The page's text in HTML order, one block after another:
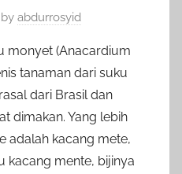
by abdurrosyid
monyet (Anacardium
tanaman dari suku
dari Brasil dan
dimakan. Yang lebih
adalah kacang mete,
kacang mente, bijinya